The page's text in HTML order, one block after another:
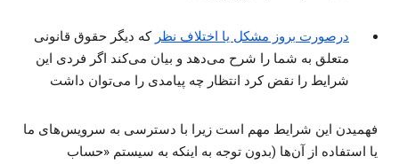
درصورت بروز مشکل یا اختلاف نظر که دیگر حقوق قانونی
متعلق به شما را شرح می‌دهد و بیان می‌کند اگر فردی این
شرایط را نقض کرد انتظار چه پیامدی را می‌توان داشت
فهمیدن این شرایط مهم است زیرا با دسترسی به سرویس‌های ما
یا استفاده از آن‌ها (بدون توجه به اینکه به سیستم «حساب